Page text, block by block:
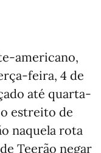
americano,
feira, 4 de
até quarta-
estreito de
naquela rota
Teerão negar